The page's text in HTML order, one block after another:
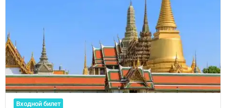
Входной билет